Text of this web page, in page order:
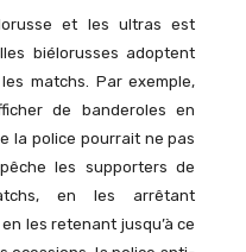
et les ultras est
biélorusses adoptent
matchs. Par exemple,
de banderoles en
la police pourrait ne pas
les supporters de
en les arrêtant
les retenant jusqu’à ce